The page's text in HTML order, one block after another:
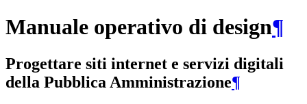
Manuale operativo di design¶
Progettare siti internet e servizi digitali
della Pubblica Amministrazione¶